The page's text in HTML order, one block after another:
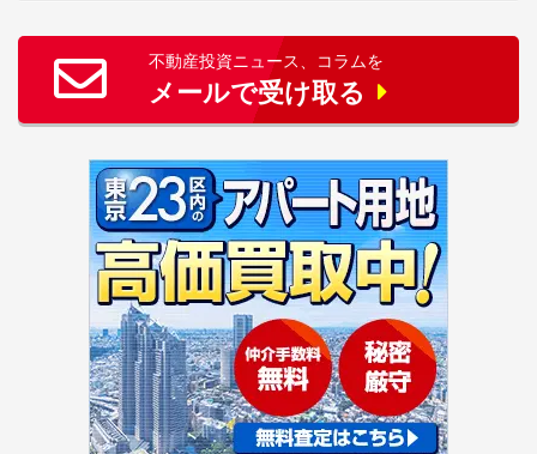
不動産投資ニュース、コラムを
メールで受け取る